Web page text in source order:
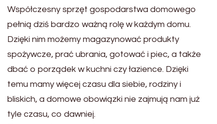
Współczesny sprzęt gospodarstwa domowego
pełnią dziś bardzo ważną rolę w każdym domu.
Dzięki nim możemy magazynować produkty
spożywcze, prać ubrania, gotować i piec, a także
dbać o porządek w kuchni czy łazience. Dzięki
temu mamy więcej czasu dla siebie, rodziny i
bliskich, a domowe obowiązki nie zajmują nam już
tyle czasu, co dawniej.